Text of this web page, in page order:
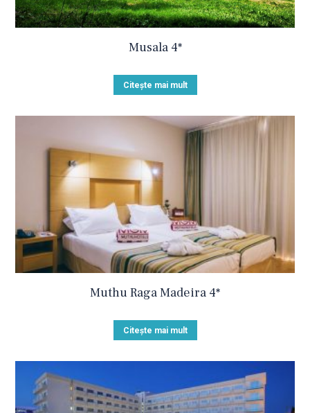
Musala 4*
Citește mai mult
Muthu Raga Madeira 4*
Citește mai mult